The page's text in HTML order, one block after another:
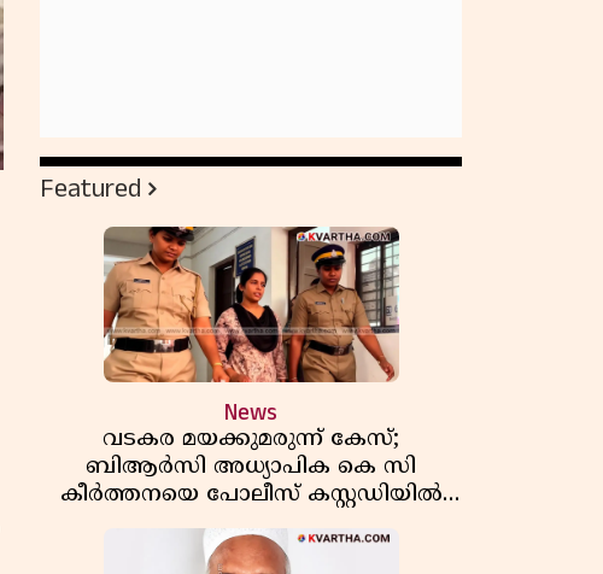
Featured
News
വടകര മയക്കുമരുന്ന് കേസ്;
ബിആർസി അധ്യാപിക കെ സി
കീർത്തനയെ പോലീസ് കസ്റ്റഡിയിൽ